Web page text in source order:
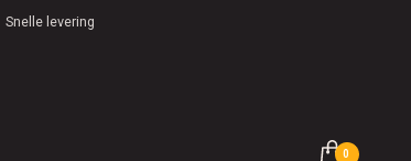
Snelle levering
0